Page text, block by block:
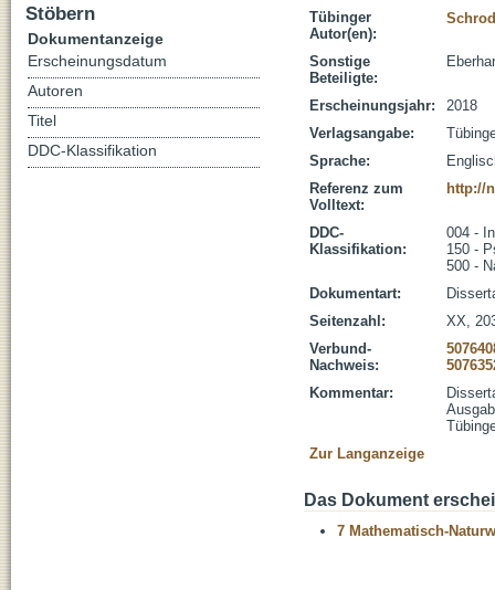
Tübinger
Autor(en):
Sonstige
Beteiligte:
Erscheinungsjahr:
2018
Verlagsangabe:
Sprache:
Referenz zum
Volltext:
http://
DDC-
Klassifikation:
004 -
150 -
500 -
Dokumentart:
Seitenzahl:
XX,
Verbund-
Nachweis:
Kommentar:
Zur Langanzeige
Das Dokument
7 Mathematisch-
Stöbern
Dokumentanzeige
Erscheinungsdatum
Autoren
Titel
DDC-Klassifikation